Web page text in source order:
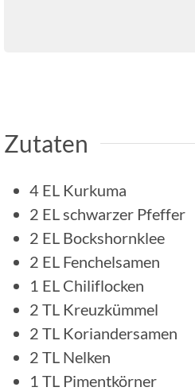
Zutaten
4 EL Kurkuma
2 EL schwarzer Pfeffer
2 EL Bockshornklee
2 EL Fenchelsamen
1 EL Chiliflocken
2 TL Kreuzkümmel
2 TL Koriandersamen
2 TL Nelken
1 TL Pimentkörner